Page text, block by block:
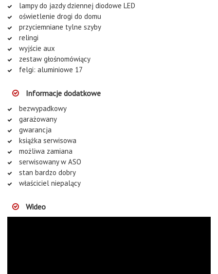
lampy do jazdy dziennej diodowe LED
oświetlenie drogi do domu
przyciemniane tylne szyby
relingi
wyjście aux
zestaw głośnomówiący
felgi: aluminiowe 17
Informacje dodatkowe
bezwypadkowy
garażowany
gwarancja
książka serwisowa
możliwa zamiana
serwisowany w ASO
stan bardzo dobry
właściciel niepalący
Wideo